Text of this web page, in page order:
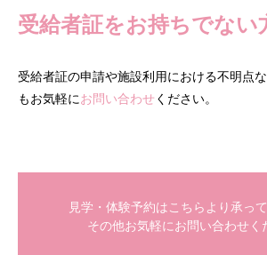
受給者証をお持ちでない
受給者証の申請や施設利用における不明点
もお気軽にお問い合わせ ください。
見学・体験予約はこちらより承って
その他お気軽にお問い合わせく